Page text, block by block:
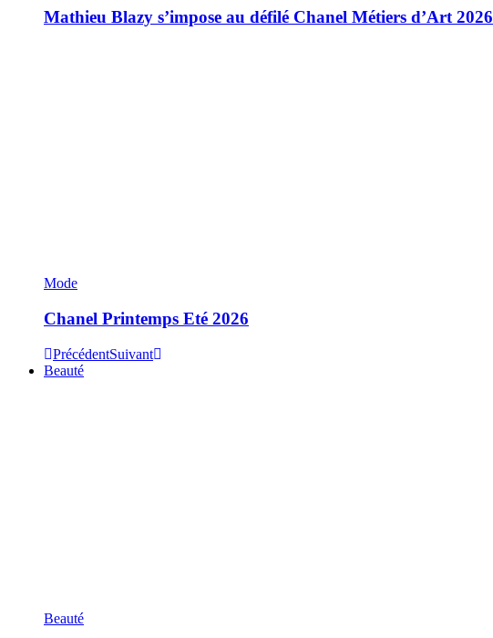
Mathieu Blazy s’impose au défilé Chanel Métiers d’Art 2026
Mode
Chanel Printemps Eté 2026
PrécédentSuivant
Beauté
Beauté